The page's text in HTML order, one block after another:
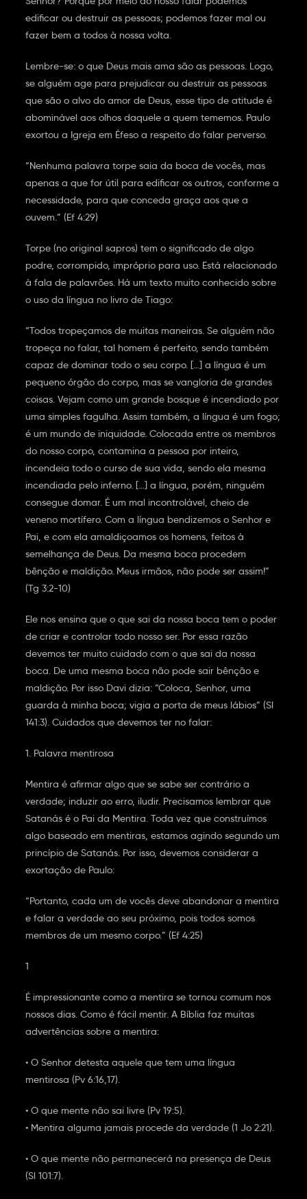
edificar ou destruir as pessoas; podemos fazer mal ou
fazer bem a todos à nossa volta.
Lembre-se: o que Deus mais ama são as pessoas. Logo,
se alguém age para prejudicar ou destruir as pessoas
que são o alvo do amor de Deus, esse tipo de atitude é
abominável aos olhos daquele a quem tememos. Paulo
exortou a Igreja em Éfeso a respeito do falar perverso.
“Nenhuma palavra torpe saia da boca de vocês, mas
apenas a que for útil para edificar os outros, conforme a
necessidade, para que conceda graça aos que a
ouvem.” (Ef 4:29)
Torpe (no original sapros) tem o significado de algo
podre, corrompido, impróprio para uso. Está relacionado
à fala de palavrões. Há um texto muito conhecido sobre
o uso da língua no livro de Tiago:
“Todos tropeçamos de muitas maneiras. Se alguém não
tropeça no falar, tal homem é perfeito, sendo também
capaz de dominar todo o seu corpo. […] a língua é um
pequeno órgão do corpo, mas se vangloria de grandes
coisas. Vejam como um grande bosque é incendiado por
uma simples fagulha. Assim também, a língua é um fogo;
é um mundo de iniquidade. Colocada entre os membros
do nosso corpo, contamina a pessoa por inteiro,
incendeia todo o curso de sua vida, sendo ela mesma
incendiada pelo inferno. […] a língua, porém, ninguém
consegue domar. É um mal incontrolável, cheio de
veneno mortífero. Com a língua bendizemos o Senhor e
Pai, e com ela amaldiçoamos os homens, feitos à
semelhança de Deus. Da mesma boca procedem
bênção e maldição. Meus irmãos, não pode ser assim!”
(Tg 3:2-10)
Ele nos ensina que o que sai da nossa boca tem o poder
de criar e controlar todo nosso ser. Por essa razão
devemos ter muito cuidado com o que sai da nossa
boca. De uma mesma boca não pode sair bênção e
maldição. Por isso Davi dizia: “Coloca, Senhor, uma
guarda à minha boca; vigia a porta de meus lábios” (Sl
141:3). Cuidados que devemos ter no falar:
1. Palavra mentirosa
Mentira é afirmar algo que se sabe ser contrário a
verdade; induzir ao erro, iludir. Precisamos lembrar que
Satanás é o Pai da Mentira. Toda vez que construímos
algo baseado em mentiras, estamos agindo segundo um
princípio de Satanás. Por isso, devemos considerar a
exortação de Paulo:
“Portanto, cada um de vocês deve abandonar a mentira
e falar a verdade ao seu próximo, pois todos somos
membros de um mesmo corpo.” (Ef 4:25)
1
É impressionante como a mentira se tornou comum nos
nossos dias. Como é fácil mentir. A Bíblia faz muitas
advertências sobre a mentira:
• O Senhor detesta aquele que tem uma língua
mentirosa (Pv 6:16,17).
• O que mente não sai livre (Pv 19:5).
• Mentira alguma jamais procede da verdade (1 Jo 2:21).
• O que mente não permanecerá na presença de Deus
(Sl 101:7).